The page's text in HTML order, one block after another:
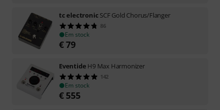
tc electronic SCF Gold Chorus/Flanger
86
Em stock
€79
Eventide H9 Max Harmonizer
142
Em stock
€ 555